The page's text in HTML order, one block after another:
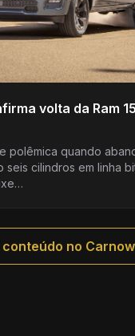
volta da Ram
polêmica quando
seis cilindros em linha
conteúdo no